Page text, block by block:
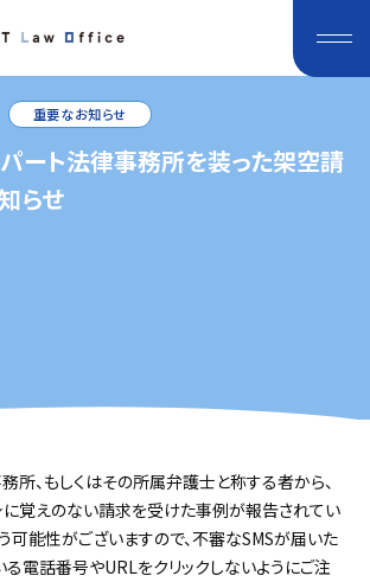
重要なお知らせ
パート法律事務所を装った架空請
らせ
所、もしくはその所属弁護士と称する者から、
に覚えのない請求を受けた事例が報告されてい
可能性がございますので、不審なSMSが届いた
電話番号やURLをクリックしないようにご注